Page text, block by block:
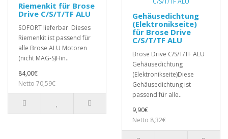
Riemenkit für Brose
Drive C/S/T/TF ALU
SOFORT lieferbar Dieses
Riemenkit ist passend für
alle Brose ALU Motoren
(nicht MAG-S)Hin..
84,00€
Netto 70,59€
Gehäusedichtung
(Elektronikseite)
für Brose Drive
C/S/T/TF ALU
Brose Drive C/S/T/TF ALU
Gehäusedichtung
(Elektronikseite)Diese
Gehäusedichtung ist
passend für alle..
9,90€
Netto 8,32€